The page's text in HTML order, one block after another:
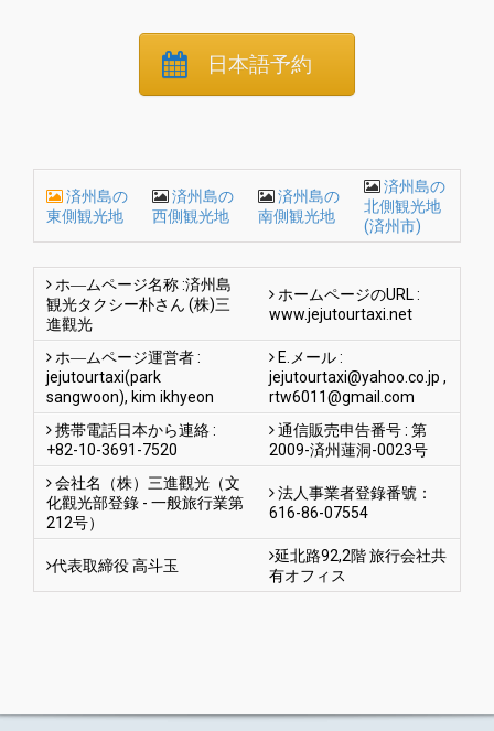
日本語予約
済州島の
東側観光地
済州島の
西側観光地
済州島の
南側観光地
済州島の
北側観光地
(済州市)
ホ―ムページ名称 :済州島
観光タクシー朴さん (株)三
進觀光
ホームページのURL :
www.jejutourtaxi.net
ホ―ムページ運営者 :
jejutourtaxi(park
sangwoon), kim ikhyeon
E.メール :
jejutourtaxi@yahoo.co.jp ,
rtw6011@gmail.com
携帯電話日本から連絡 :
+82-10-3691-7520
通信販売申告番号 : 第
2009-済州蓮洞-0023号
会社名（株）三進觀光（文
化觀光部登錄 - 一般旅行業第
212号）
法人事業者登錄番號：
616-86-07554
代表取締役 高斗玉
延北路92,2階 旅行会社共
有オフィス